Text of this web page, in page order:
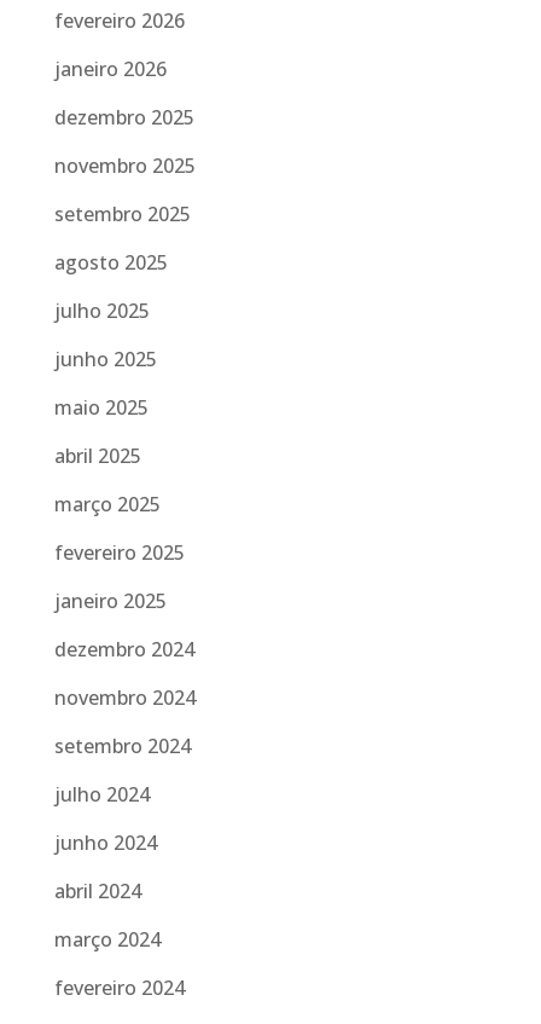
fevereiro 2026
janeiro 2026
dezembro 2025
novembro 2025
setembro 2025
agosto 2025
julho 2025
junho 2025
maio 2025
abril 2025
março 2025
fevereiro 2025
janeiro 2025
dezembro 2024
novembro 2024
setembro 2024
julho 2024
junho 2024
abril 2024
março 2024
fevereiro 2024